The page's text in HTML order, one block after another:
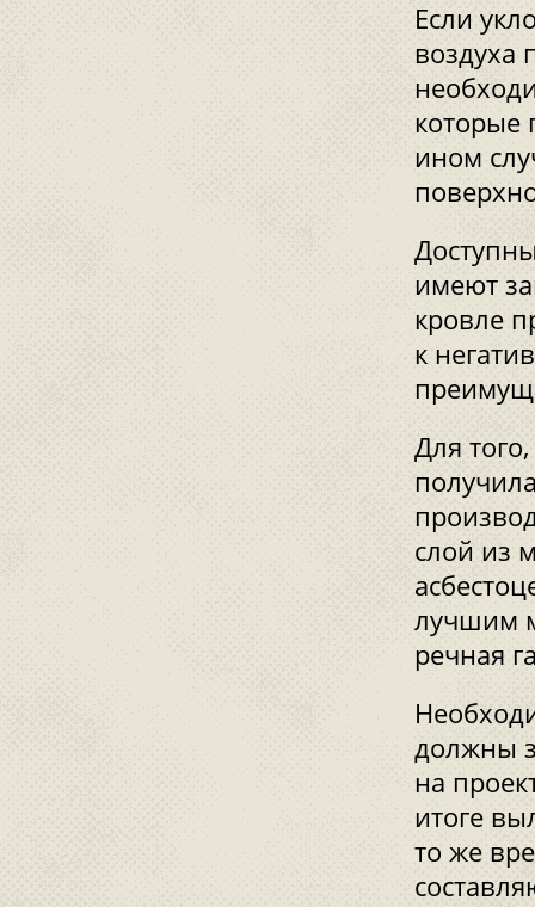
Если
воздуха
которые
ином
имеют
кровле
к
Для
слой из
лучшим
речная
должны
на
итоге
то же